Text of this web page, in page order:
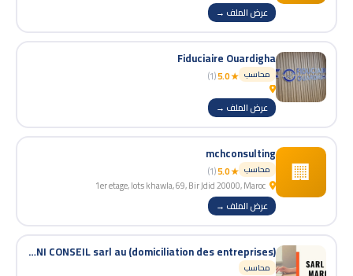
عرض الملف →
Fiduciaire Ouardigha
محاسب ★ 5.0
(1)
عرض الملف →
🏢
mchconsulting
محاسب ★ 5.0
(1)
عرض الملف →
STE ELANI CONSEIL sarl au (domiciliation des entreprises)
محاسب